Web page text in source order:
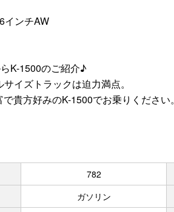
インチAW
K-1500のご紹介♪
イズトラックは迫力満点。
貴方好みのK-1500でお乗りください。
782
ガソリン